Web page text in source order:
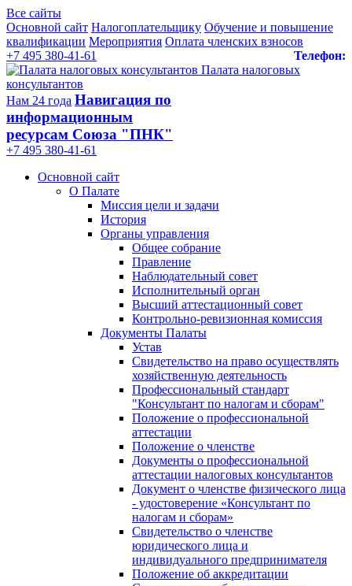
Все сайты
Основной сайт Налогоплательщику Обучение и повышение
квалификации Мероприятия Оплата членских взносов
Телефон:
+7 495 380-41-61
Палата налоговых
консультантов
Нам 24 года Навигация по
информационным
ресурсам Союза "ПНК"
+7 495 380‑41‑61
Основной сайт
О Палате
Миссия цели и задачи
История
Органы управления
Общее собрание
Правление
Наблюдательный совет
Исполнительный орган
Высший аттестационный совет
Контрольно-ревизионная комиссия
Документы Палаты
Устав
Свидетельство на право осуществлять
хозяйственную деятельность
Профессиональный стандарт
"Консультант по налогам и сборам"
Положение о профессиональной
аттестации
Положение о членстве
Документы о профессиональной
аттестации налоговых консультантов
Документ о членстве физического лица
- удостоверение «Консультант по
налогам и сборам»
Свидетельство о членстве
юридического лица и
индивидуального предпринимателя
Положение об аккредитации